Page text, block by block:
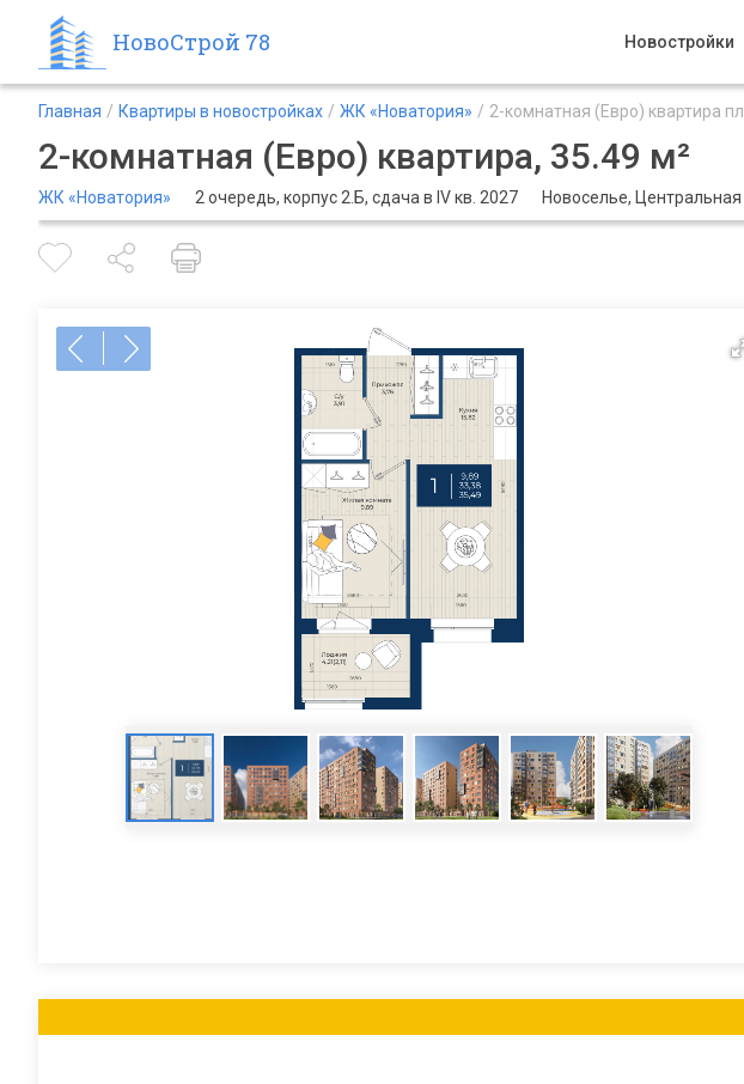
НовоСтрой 78 Новостройки
Главная Квартиры в новостройках ЖК «Новатория» 2-комнатная (Евро) квартира
2-комнатная (Евро) квартира, 35.49 м²
ЖК «Новатория» 2 очередь, корпус 2.Б, сдача в IV кв. 2027 Новоселье, Центральная